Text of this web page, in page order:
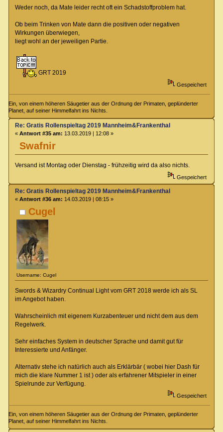
Weder noch, da Mate leider recht oft ein Schadstoffproblem hat.
Ob beim Trinken von Mate dann die positiven oder negativen
Wirkungen überwiegen,
liegt wohl an der jeweiligen Partie.
GRT 2019
Gespeichert
Ein, von einem höheren Säugetier aus der Ordnung der Primaten, geplünderter
Planet, auf seiner Himmelfahrt ins Nichts.
Swafnir
Re: Gratis Rollenspieltag 2019 Mannheim&Frankenthal
« Antwort #35 am: 13.03.2019 | 12:08 »
Versand ist Montag oder Dienstag - frühzeitig wird da also nichts.
Gespeichert
Cugel
Username: Cugel
Re: Gratis Rollenspieltag 2019 Mannheim&Frankenthal
« Antwort #36 am: 14.03.2019 | 08:15 »
Swords & Wizardry Continual Light vom GRT 2018 werde ich als SL
im Angebot haben.
Wahrscheinlich mit eigenem Kurzabenteuer und nicht dem aus dem
Regelwerk.
Sehr einfaches System in deutscher Sprache und damit gut für
Interessierte und Anfänger.
Alternativ stehe ich natürlich auch als Erklärbär ( wobei hier Dash für
mich die klare Nummer 1 ist ) oder als erfahrener Mitspieler in einer
Spielrunde zur Verfügung.
Gespeichert
Ein, von einem höheren Säugetier aus der Ordnung der Primaten, geplünderter
Planet, auf seiner Himmelfahrt ins Nichts.